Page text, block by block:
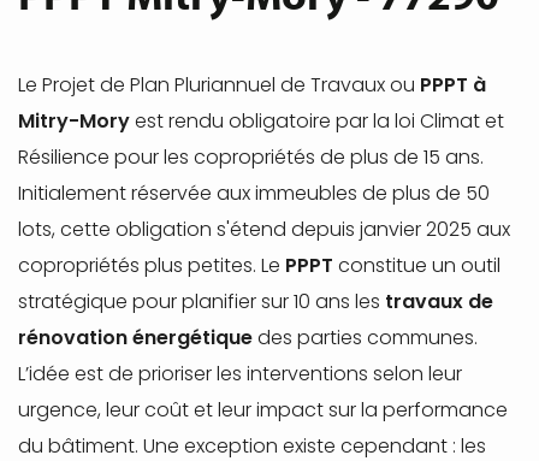
Le Projet de Plan Pluriannuel de Travaux ou PPPT à
Mitry-Moryest rendu obligatoire par la loi Climat et
Résilience pour les copropriétés de plus de 15 ans.
Initialement réservée aux immeubles de plus de 50
lots, cette obligation s'étend depuis janvier 2025 aux
copropriétés plus petites. Le PPPT constitue un outil
stratégique pour planifier sur 10 ans les travaux de
rénovation énergétiquedes parties communes.
L’idée est de prioriser les interventions selon leur
urgence, leur coût et leur impact sur la performance
du bâtiment. Une exception existe cependant : les